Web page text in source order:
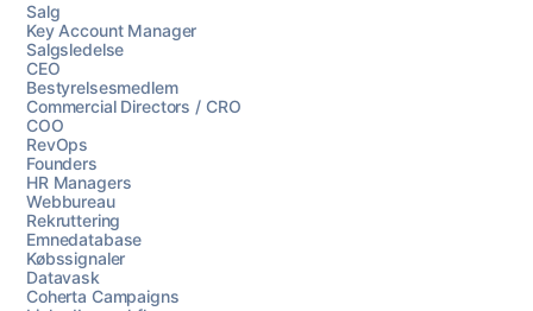
Salg
Key Account Manager
Salgsledelse
CEO
Bestyrelsesmedlem
Commercial Directors / CRO
COO
RevOps
Founders
HR Managers
Webbureau
Rekruttering
Emnedatabase
Købssignaler
Datavask
Coherta Campaigns